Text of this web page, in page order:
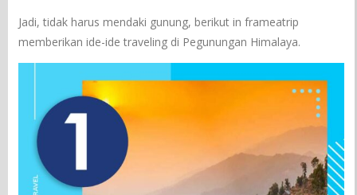
Jadi, tidak harus mendaki gunung, berikut in frameatrip
memberikan ide-ide traveling di Pegunungan Himalaya.